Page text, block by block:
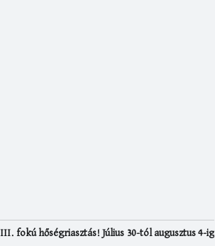
III. fokú hőségriasztás! Július 30-tól augusztus 4-ig